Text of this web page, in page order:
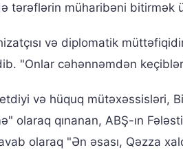
tərəflərin müharibəni bitirmək
və diplomatik
"Onlar cəhənnəmdən
və hüquq mütəxəssisləri,
olaraq qınanan, ABŞ-ın
olaraq "Ən əsası, Qəzza